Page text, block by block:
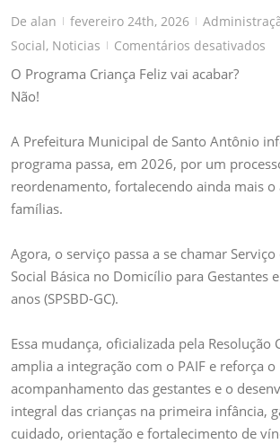
De alan | fevereiro 24th, 2026 |
Social, Noticias | Comentários desativados
O Programa Criança Feliz vai acabar?
Não!
A Prefeitura Municipal de Santo Antônio
programa passa, em 2026, por um
reordenamento, fortalecendo ainda mais
famílias.
Agora, o serviço passa a se chamar Serviço
Social Básica no Domicílio para Gestantes
anos (SPSBD-GC).
Essa mudança, oficializada pela Resolução
amplia a integração com o PAIF e reforça o
acompanhamento das gestantes e o
integral das crianças na primeira infância,
cuidado, orientação e fortalecimento de